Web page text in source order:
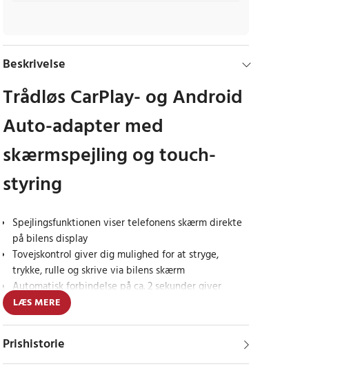
Beskrivelse
Trådløs CarPlay- og Android
Auto-adapter med
skærmspejling og touch-
styring
Spejlingsfunktionen viser telefonens skærm direkte
på bilens display
Tovejskontrol giver dig mulighed for at stryge,
trykke, rulle og skrive via bilens skærm
Automatisk forbindelse på ca. 2 sekunder giver
hurtig start efter første opsætning
adapteren er en smart løsning til dem, der ønsker at
bruge telefonens funktioner direkte via bilens display.
LÆS MERE
Prishistorie